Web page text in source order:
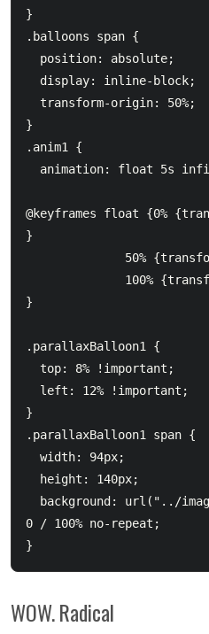
}
.balloons span {
position: absolute;
display: inline-block;
transform-origin: 50%;
}
.anim1 {
animation: float 5s
@keyframes float {0%
}
50% {transform:
100% {transform:
}
.parallaxBalloon1 {
top: 8% !important;
left: 12% !important;
}
.parallaxBalloon1 span {
width: 94px;
height: 140px;
background: url("../
0 / 100% no-repeat;
WOW. Radical